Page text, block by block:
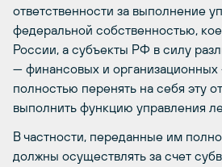
ответственности за выполнение
федеральной собственностью,
России, а субъекты РФ в силу
— финансовых и
полностью перенять на себя эту
выполнить функцию управления
В частности, переданные им
должны осуществлять за счет